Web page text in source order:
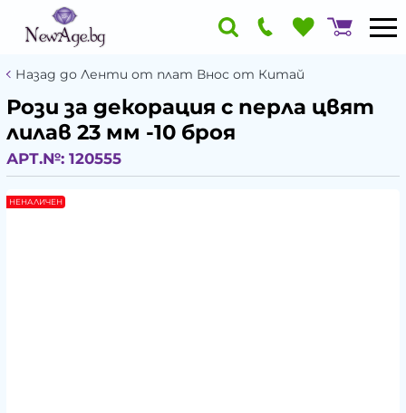
Назад до Ленти от плат Внос от Китай
Рози за декорация с перла цвят
лилав 23 мм -10 броя
АРТ.№: 120555
НЕНАЛИЧЕН